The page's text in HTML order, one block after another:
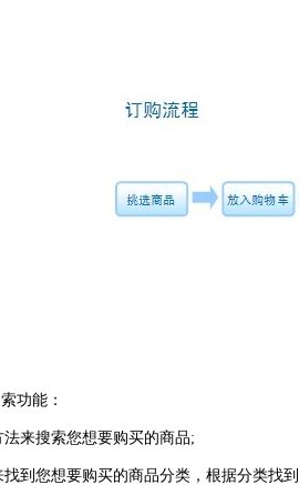
功能：
来搜索您想要购买的商品;
您想要购买的商品分类，根据分类找到